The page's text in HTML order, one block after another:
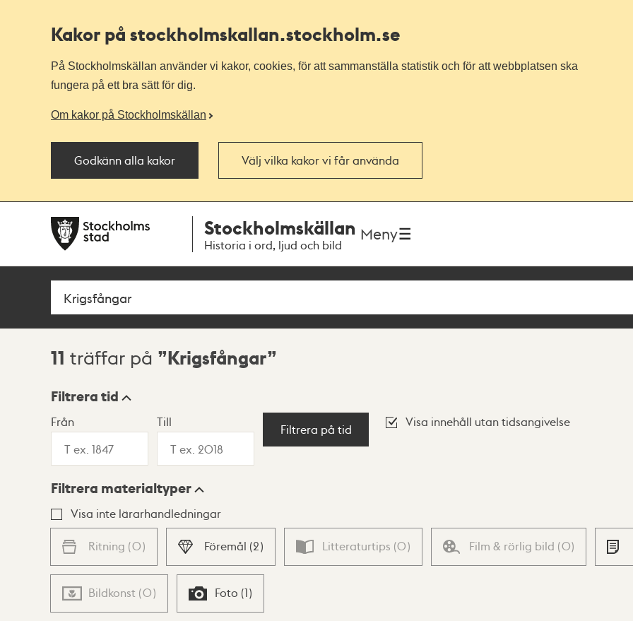
Kakor på stockholmskallan.stockholm.se
På Stockholmskällan använder vi kakor, cookies, för att sammanställa statistik och för att webbplatsen ska
fungera på ett bra sätt för dig.
Om kakor på Stockholmskällan
Godkänn alla kakor Välj vilka kakor vi får använda
navigationen
huvudinnehållet
Stockholmskällan
Historia i ord, ljud och bild
Meny
SökFritextsök
Sökresultat
11 träffar på Krigsfångar
Visningsläge
Lista Karta
Filtrera tid
Från Till
Filtrera på tid
Visa innehåll utan tidsangivelse
Filtrera materialtyper
Visa inte lärarhandledningar
Ritning (0) Föremål (2) Litteraturtips (0) Film & rörlig bild (0)
Bildkonst (0) Foto (1)